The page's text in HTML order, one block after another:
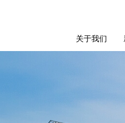
关于我们